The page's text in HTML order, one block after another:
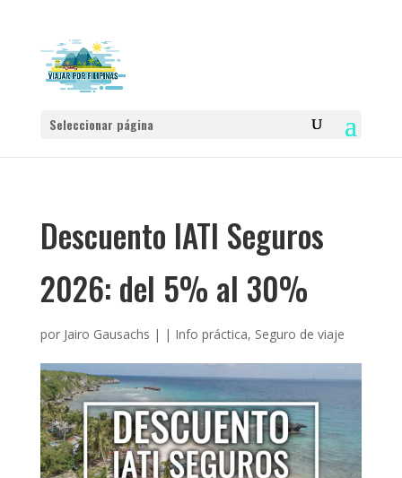
Seleccionar página
Descuento IATI Seguros
2026: del 5% al 30%
por Jairo Gausachs | | Info práctica, Seguro de viaje